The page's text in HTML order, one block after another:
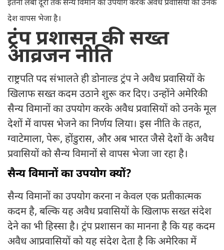
इतनी लंबी दूरी तक सैन्य विमान का उपयोग करके अवैध प्रवासियों को उनके
देश वापस भेजा है।
ट्रंप प्रशासन की सख्त
आव्रजन नीति
राष्ट्रपति पद संभालते ही डोनाल्ड ट्रंप ने अवैध प्रवासियों के
खिलाफ सख्त कदम उठाने शुरू कर दिए। उन्होंने अमेरिकी
सैन्य विमानों का उपयोग करके अवैध प्रवासियों को उनके मूल
देशों में वापस भेजने का निर्णय लिया। इस नीति के तहत,
ग्वाटेमाला, पेरू, होंडुरास, और अब भारत जैसे देशों के अवैध
प्रवासियों को सैन्य विमानों से वापस भेजा जा रहा है।
सैन्य विमानों का उपयोग क्यों?
सैन्य विमानों का उपयोग करना न केवल एक प्रतीकात्मक
कदम है, बल्कि यह अवैध प्रवासियों के खिलाफ सख्त संदेश
देने का भी हिस्सा है। ट्रंप प्रशासन का मानना है कि यह कदम
अवैध आप्रवासियों को यह संदेश देता है कि अमेरिका में